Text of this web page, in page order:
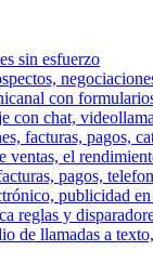
sin esfuerzo
con
con chat,
facturas, pagos,
ventas, el
pagos,
publicidad
reglas y
de llamadas a